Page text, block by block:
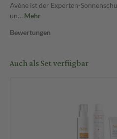
Avène ist der Experten-
un… Mehr
Bewertungen
Auch als Set verfügbar